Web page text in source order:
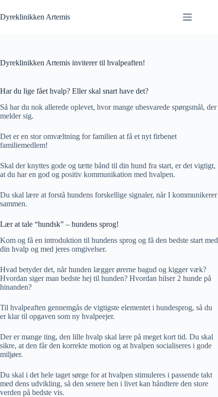
til
indhold
Dyreklinikken Artemis
Dyreklinikken Artemis inviterer til hvalpeaften!
Har du lige fået hvalp? Eller skal snart have det?
Så har du nok allerede oplevet, hvor mange ubesvarede spørgsmål, der
melder sig.
Det er en stor omvæltning for familien at få et nyt firbenet
familiemedlem!
Skal der knyttes gode og tætte bånd til din hund fra start, er det vigtigt,
at du har en god og positiv kommunikation med hvalpen.
Du skal lære at forstå hundens forskellige signaler, når I kommunikerer
sammen.
Lær at tale “hundsk” – hundens sprog!
Kom og få en introduktion til hundens sprog og få den bedste start med
din hvalp og med jeres omgivelser.
Hvad betyder det, når hunden lægger ørerne bagud og kigger væk?
Hvordan siger man bedste hej til hunden? Hvordan hilser 2 hunde på
hinanden?
Til hvalpeaften gennemgås de vigtigste elementet i hundesprog, så du
er klar til opgaven som ny hvalpeejer.
Der er mange ting, den lille hvalp skal lære på meget kort tid. Du skal
sikre, at den får den korrekte motion og at hvalpen socialiseres i gode
miljøer.
Du skal i det hele taget sørge for at hvalpen stimuleres i passende takt
med dens udvikling, så den senere hen i livet kan håndtere den store
verden på bedste vis.